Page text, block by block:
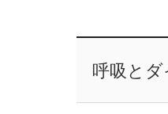
呼吸と